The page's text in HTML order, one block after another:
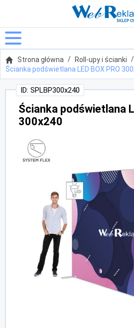
Strona główna Roll-upy i ścianki
Ścianka podświetlana LED BOX PRO
Ścianka podświetlana
300x240
ID: SPLBP300x240